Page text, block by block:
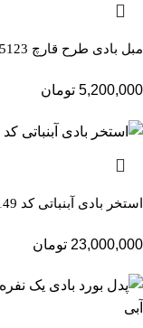
مبل بادی طرح قارچ BESTWAY 75123
5,200,000 تومان
استخر بادی آبنباتی کد 57149
23,000,000 تومان